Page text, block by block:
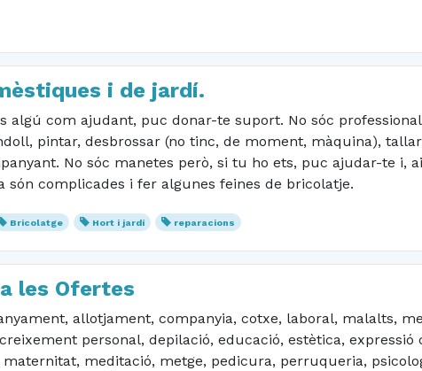
i de jardí.
algú com ajudant, puc donar-te suport. No sóc
pintar, desbrossar (no tinc, de moment, màquina),
No sóc manetes però, si tu ho ets, puc ajudar-te i,
són complicades i fer algunes feines de bricolatje.
Bricolatge Hort i jardí reparacions
les Ofertes
allotjament, companyia, cotxe, laboral, malalts,
creixement personal, depilació, educació, estètica,
meditació, metge, pedicura, perruqueria,